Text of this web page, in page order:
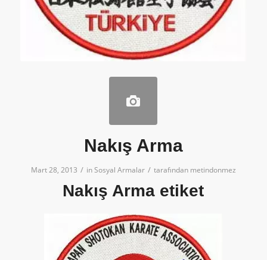
Nakış Arma
Mart 28, 2013 / inSosyal Armalar / tarafından metindonmez
Nakış Arma etiket